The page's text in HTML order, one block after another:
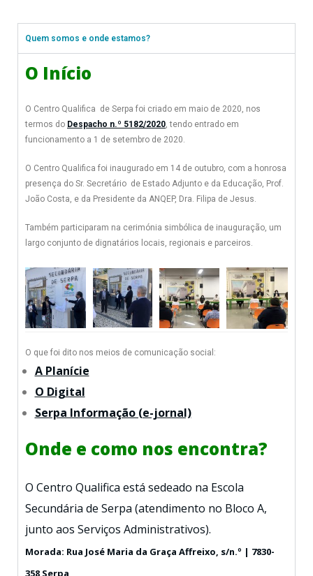
Quem somos e onde estamos?
O Início
O Centro Qualifica de Serpa foi criado em maio de 2020, nos
termos do Despacho n.º 5182/2020, tendo entrado em
funcionamento a 1 de setembro de 2020.
O Centro Qualifica foi inaugurado em 14 de outubro, com a honrosa
presença do Sr. Secretário de Estado Adjunto e da Educação, Prof.
João Costa, e da Presidente da ANQEP, Dra. Filipa de Jesus.
Também participaram na cerimónia simbólica de inauguração, um
largo conjunto de dignatários locais, regionais e parceiros.
O que foi dito nos meios de comunicação social:
A Planície
O Digital
Serpa Informação (e-jornal)
Onde e como nos encontra?
O Centro Qualifica está sedeado na Escola
Secundária de Serpa (atendimento no Bloco A,
junto aos Serviços Administrativos).
Morada: Rua José Maria da Graça Affreixo, s/n.º | 7830-
358 Serpa